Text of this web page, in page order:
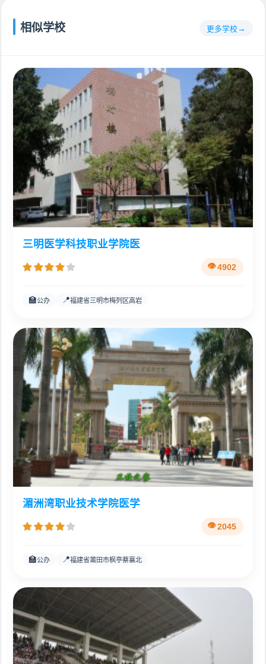
相似学校 更多学校
三明医学科技职业学院医
4902
🏫公办 📍福建省三明市梅列区高岩
湄洲湾职业技术学院医学
2045
🏫公办 📍福建省莆田市枫亭蔡襄北